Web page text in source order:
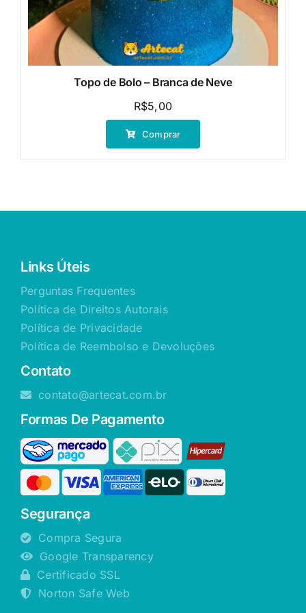
Topo de Bolo – Branca de Neve
R$5,00
Comprar
Links Úteis
Perguntas Frequentes
Política de Direitos Autorais
Política de Privacidade
Política de Reembolso e Devoluções
Contato
contato@artecat.com.br
Formas De Pagamento
Segurança
Compra Segura
Google Transparency
Certificado SSL
Norton Safe Web